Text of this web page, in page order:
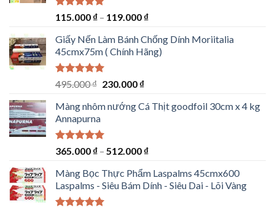
Được xếp
5 sao
115.000 ₫ – 119.000 ₫
Giấy Nến Làm Bánh Chống Dính Moriitalia
45cmx75m ( Chính Hãng)
Được xếp
5 sao
495.000₫ Giá
là:
230.000 ₫Giá
tại
Màng nhôm nướng Cá Thịt goodfoil 30cm x 4 kg
Annapurna
Được xếp
5 sao
365.000 ₫ – 512.000 ₫
Màng Bọc Thực Phẩm Laspalms 45cmx600
Laspalms - Siêu Bám Dính - Siêu Dai - Lõi Vàng